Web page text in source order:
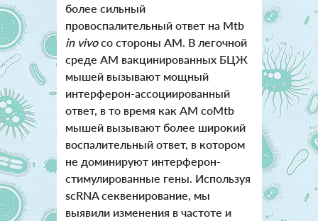
более сильный
провоспалительный ответ на Mtb
in vivoсо стороны AM. В легочной
среде AM вакцинированных БЦЖ
мышей вызывают мощный
интерферон-ассоциированный
ответ, в то время как AM coMtb
мышей вызывают более широкий
воспалительный ответ, в котором
не доминируют интерферон-
стимулированные гены. Используя
scRNA секвенирование, мы
выявили изменения в частоте и